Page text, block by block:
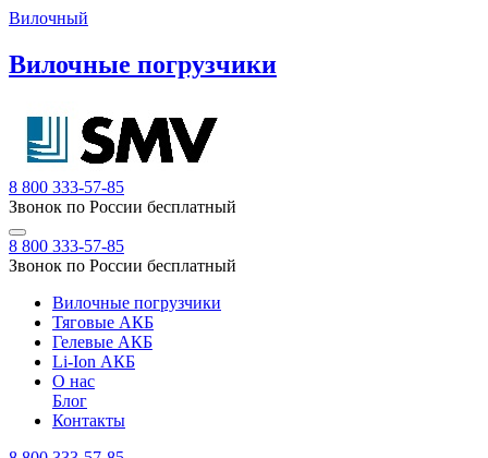
Вилочный
Вилочные погрузчики
8 800 333-57-85
Звонок по России бесплатный
8 800 333-57-85
Звонок по России бесплатный
Вилочные погрузчики
Тяговые АКБ
Гелевые АКБ
Li-Ion АКБ
О нас
Блог
Контакты